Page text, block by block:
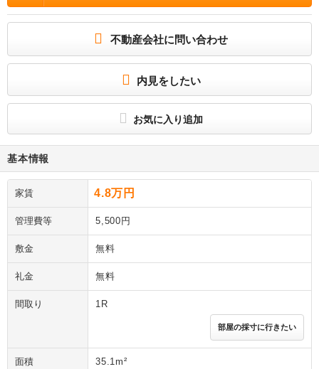
不動産会社に問い合わせ
内見をしたい
お気に入り追加
基本情報
家賃 4.8万円
管理費等 5,500円
敷金 無料
礼金 無料
間取り 1R
部屋の採寸に行きたい
面積 35.1m²